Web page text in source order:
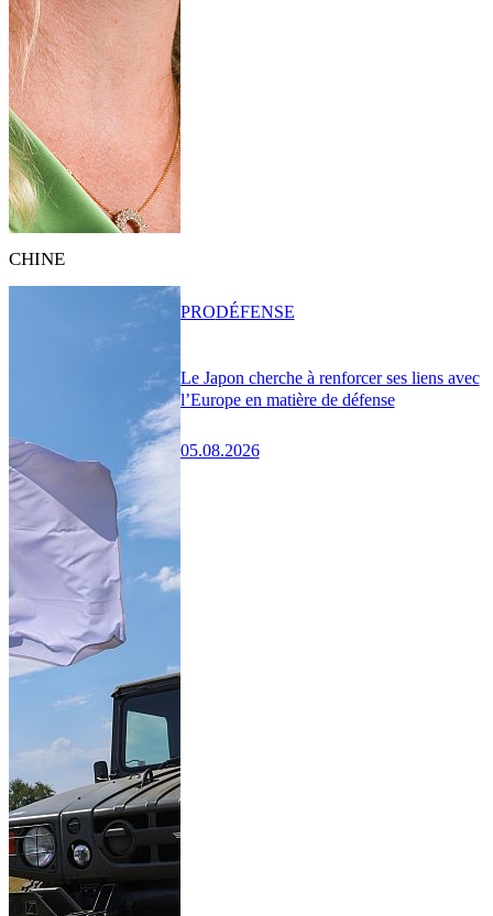
CHINE
Le Japon cherche à renforcer ses liens avec
l’Europe en matière de défense
05.08.2026
PRODÉFENSE